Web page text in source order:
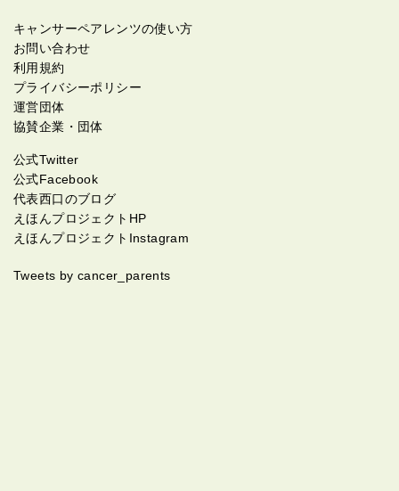
キャンサーペアレンツの使い方
お問い合わせ
利用規約
プライバシーポリシー
運営団体
協賛企業・団体
公式Twitter
公式Facebook
代表西口のブログ
えほんプロジェクトHP
えほんプロジェクトInstagram
Tweets by cancer_parents